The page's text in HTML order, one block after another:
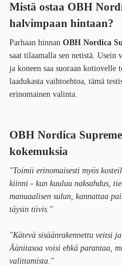
Mistä ostaa OBH
halvimpaan hintaan?
Parhaan hinnan OBH Nordica
saat tilaamalla sen netistä. Usein
ja koneen saa suoraan kotiovelle
laadukasta vaihtoehtoa, tämä
erinomainen valinta.
OBH Nordica
kokemuksia
"Toimii erinomaisesti myös
kiinni - kun kuuluu naksahdus,
manuaalisen sulun, kannattaa
täysin tiivis."
"Kätevä sisäänrakennettu veitsi
Äänitasoa voisi ehkä parantaa,
valittamista."